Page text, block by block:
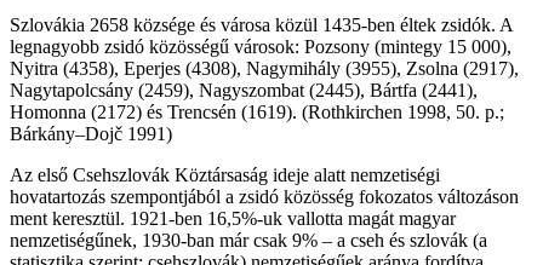
Szlovákia 2658 községe és városa közül 1435-ben éltek zsidók. A
legnagyobb zsidó közösségű városok: Pozsony (mintegy 15 000),
Nyitra (4358), Eperjes (4308), Nagymihály (3955), Zsolna (2917),
Nagytapolcsány (2459), Nagyszombat (2445), Bártfa (2441),
Homonna (2172) és Trencsén (1619). (Rothkirchen 1998, 50. p.;
Bárkány–Dojč 1991)
Az első Csehszlovák Köztársaság ideje alatt nemzetiségi
hovatartozás szempontjából a zsidó közösség fokozatos változáson
ment keresztül. 1921-ben 16,5%-uk vallotta magát magyar
nemzetiségűnek, 1930-ban már csak 9% – a cseh és szlovák (a